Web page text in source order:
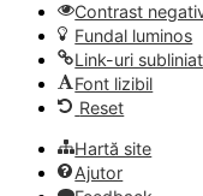
Contrast
Fundal luminos
Link-uri
Font lizibil
Reset
Hartă site
Ajutor